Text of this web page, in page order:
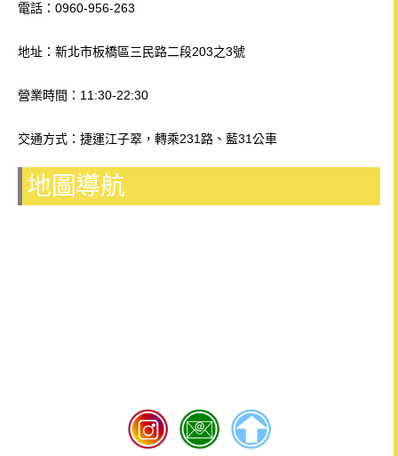
電話：0960-956-263
地址：新北市板橋區三民路二段203之3號
營業時間：11:30-22:30
交通方式：捷運江子翠，轉乘231路、藍31公車
地圖導航